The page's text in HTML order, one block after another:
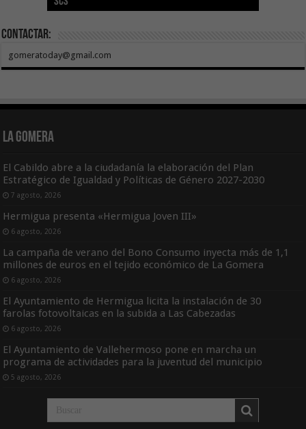
Contactar:
gomeratoday@gmail.com
La Gomera
El Cabildo abre a la ciudadanía la elaboración del Plan
Estratégico de Igualdad y Políticas de Género 2027-2030
7 agosto, 2026
Hermigua presenta «Hermigua Joven III»
6 agosto, 2026
La campaña de verano del Bono Consumo inyecta más de 1,1
millones de euros en el tejido económico de La Gomera
6 agosto, 2026
El Ayuntamiento de Hermigua licita la instalación de 30
farolas fotovoltaicas en la subida a Las Cabezadas
6 agosto, 2026
El Ayuntamiento de Vallehermoso pone en marcha un
programa de actividades para la juventud del municipio
5 agosto, 2026